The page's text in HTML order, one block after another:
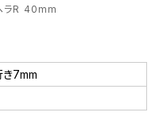
ラR 40mm
7mm